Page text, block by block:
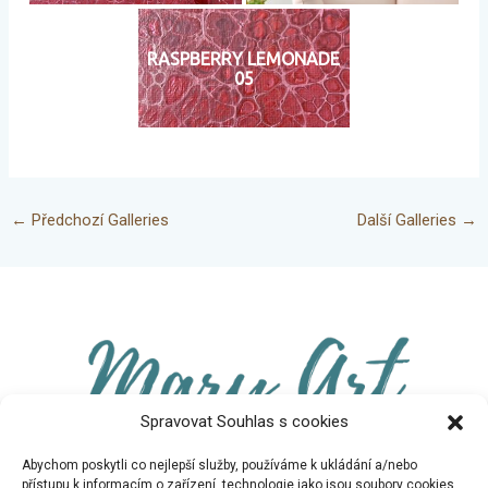
Spravovat Souhlas s cookies
Abychom poskytli co nejlepší služby, používáme k ukládání a/nebo
přístupu k informacím o zařízení, technologie jako jsou soubory cookies.
RASPBERRY LEMONADE
05
← Předchozí Galleries Další Galleries →